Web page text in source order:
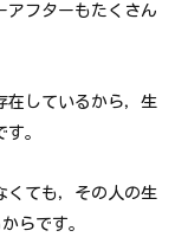
アフターもたくさん
在しているから，生
。
くても，その人の生
らです。